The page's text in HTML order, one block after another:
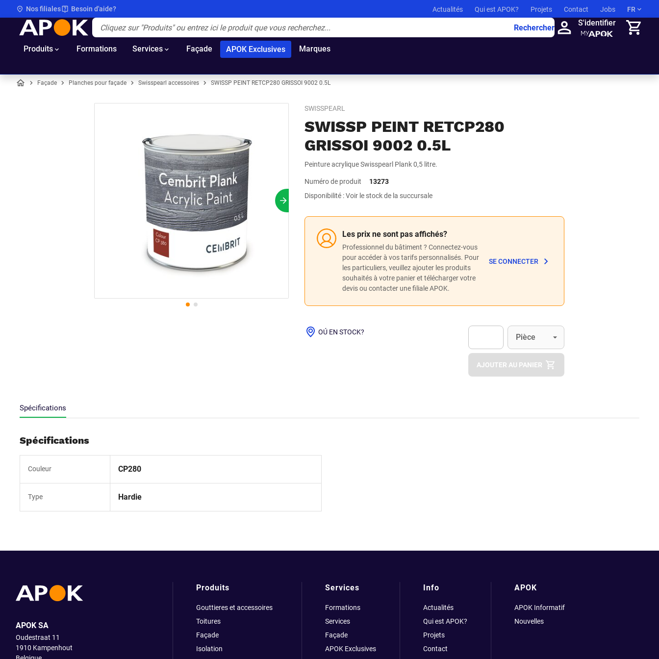
Nos filiales Besoin d'aide? Actualités Qui est APOK? Projets Contact Jobs FR
APOK Rechercher
S'identifier
Produits Formations Services Façade APOK Exclusives Marques
Façade Planches pour façade Swisspearl accessoires SWISSP PEINT RETCP280 GRISSOI 9002 0.5L
SWISSPEARL
SWISSP PEINT RETCP280
GRISSOI 9002 0.5L
Peinture acrylique Swisspearl Plank 0,5 litre.
Prochain slide
Numéro de produit
13273
Disponibilité : Voir le stock de la succursale
Les prix ne sont pas affichés?
Professionnel du bâtiment ? Connectez-vous
pour accéder à vos tarifs personnalisés. Pour
les particuliers, veuillez ajouter les produits
souhaités à votre panier et télécharger votre
devis ou contacter une filiale APOK.
SE CONNECTER
OÚ EN STOCK?
Apok.Product.Detail.AddToCart.Quantity
Unité
Pièce
AJOUTER AU PANIER
Spécifications
Spécifications
Couleur CP280
Type Hardie
APOK SA
Oudestraat 11
1910 Kampenhout
Produits
Gouttieres et accessoires
Toitures
Façade
Isolation
Services
Formations
Services
Façade
APOK Exclusives
Info
Actualités
Qui est APOK?
Projets
Contact
APOK
APOK Informatif
Nouvelles